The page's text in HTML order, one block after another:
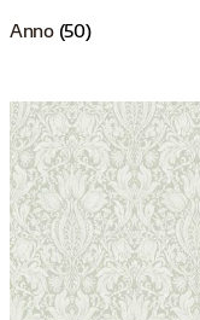
Anno (50)